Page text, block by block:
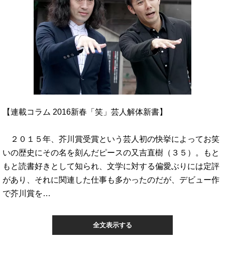
【連載コラム 2016新春「笑」芸人解体新書】
２０１５年、芥川賞受賞という芸人初の快挙によってお笑
いの歴史にその名を刻んだピースの又吉直樹（３５）。もと
もと読書好きとして知られ、文学に対する偏愛ぶりには定評
があり、それに関連した仕事も多かったのだが、デビュー作
で芥川賞を…
全文表示する